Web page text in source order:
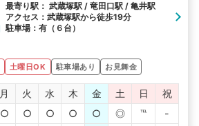
最寄り駅： 武蔵塚駅 / 竜田口駅 / 亀井駅
アクセス：武蔵塚駅から徒歩19分
駐車場：有（６台）
土曜日OK 駐車場あり お見舞金
月 火 水 木 金 土 日
祝
○ ○ ○ ○ ○ ◎ ℡
-